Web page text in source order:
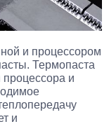
и процессором
Термопаста
процессора и
и